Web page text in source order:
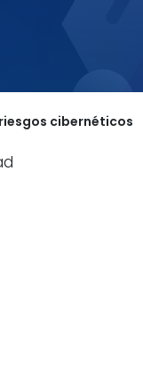
cibernéticos